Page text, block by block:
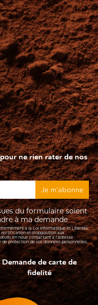
ne rien rater de nos
du formulaire soient
à ma demande
à la Loi Informatique et Libertés
et d’opposition aux
en nous contactant à l'adresse :
protection de vos données personnelles,
Demande de carte de
fidelité